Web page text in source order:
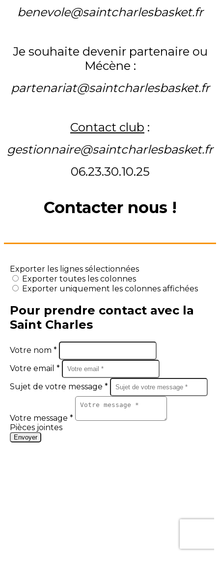
benevole@saintcharlesbasket.fr
Je souhaite devenir partenaire ou
Mécène :
partenariat@saintcharlesbasket.fr
Contact club :
gestionnaire@saintcharlesbasket.fr
06.23.30.10.25
Contacter nous !